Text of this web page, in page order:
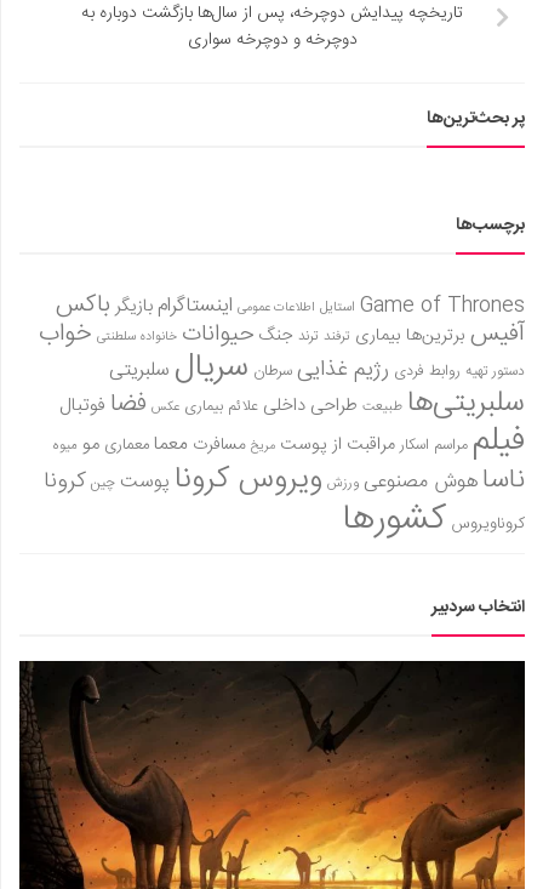
تاریخچه پیدایش دوچرخه، پس از سال‌ها بازگشت دوباره به
دوچرخه و دوچرخه سواری
پر بحث‌ترین‌ها
برچسب‌ها
Game of Thrones استایل اطلاعات عمومی اینستاگرام بازیگر باکس
آفیس برترین‌ها بیماری ترفند ترند جنگ حیوانات خانواده سلطنتی خواب
دستور تهیه روابط فردی رژیم غذاییسرطان سریال سلبریتی
سلبریتی‌ها طبیعت طراحی داخلی علائم بیماری عکس فضا فوتبال
فیلم مراسم اسکارمراقبت از پوست مریخ مسافرت معمامعماری مو میوه
ناساهوش مصنوعی ورزش ویروس کرونا پوست چین کرونا
کروناویروس کشورها
انتخاب سردبیر